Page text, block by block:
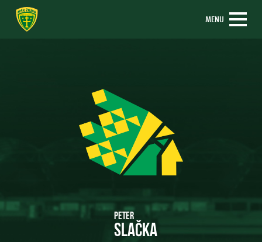
MENU
Peter
Slačka